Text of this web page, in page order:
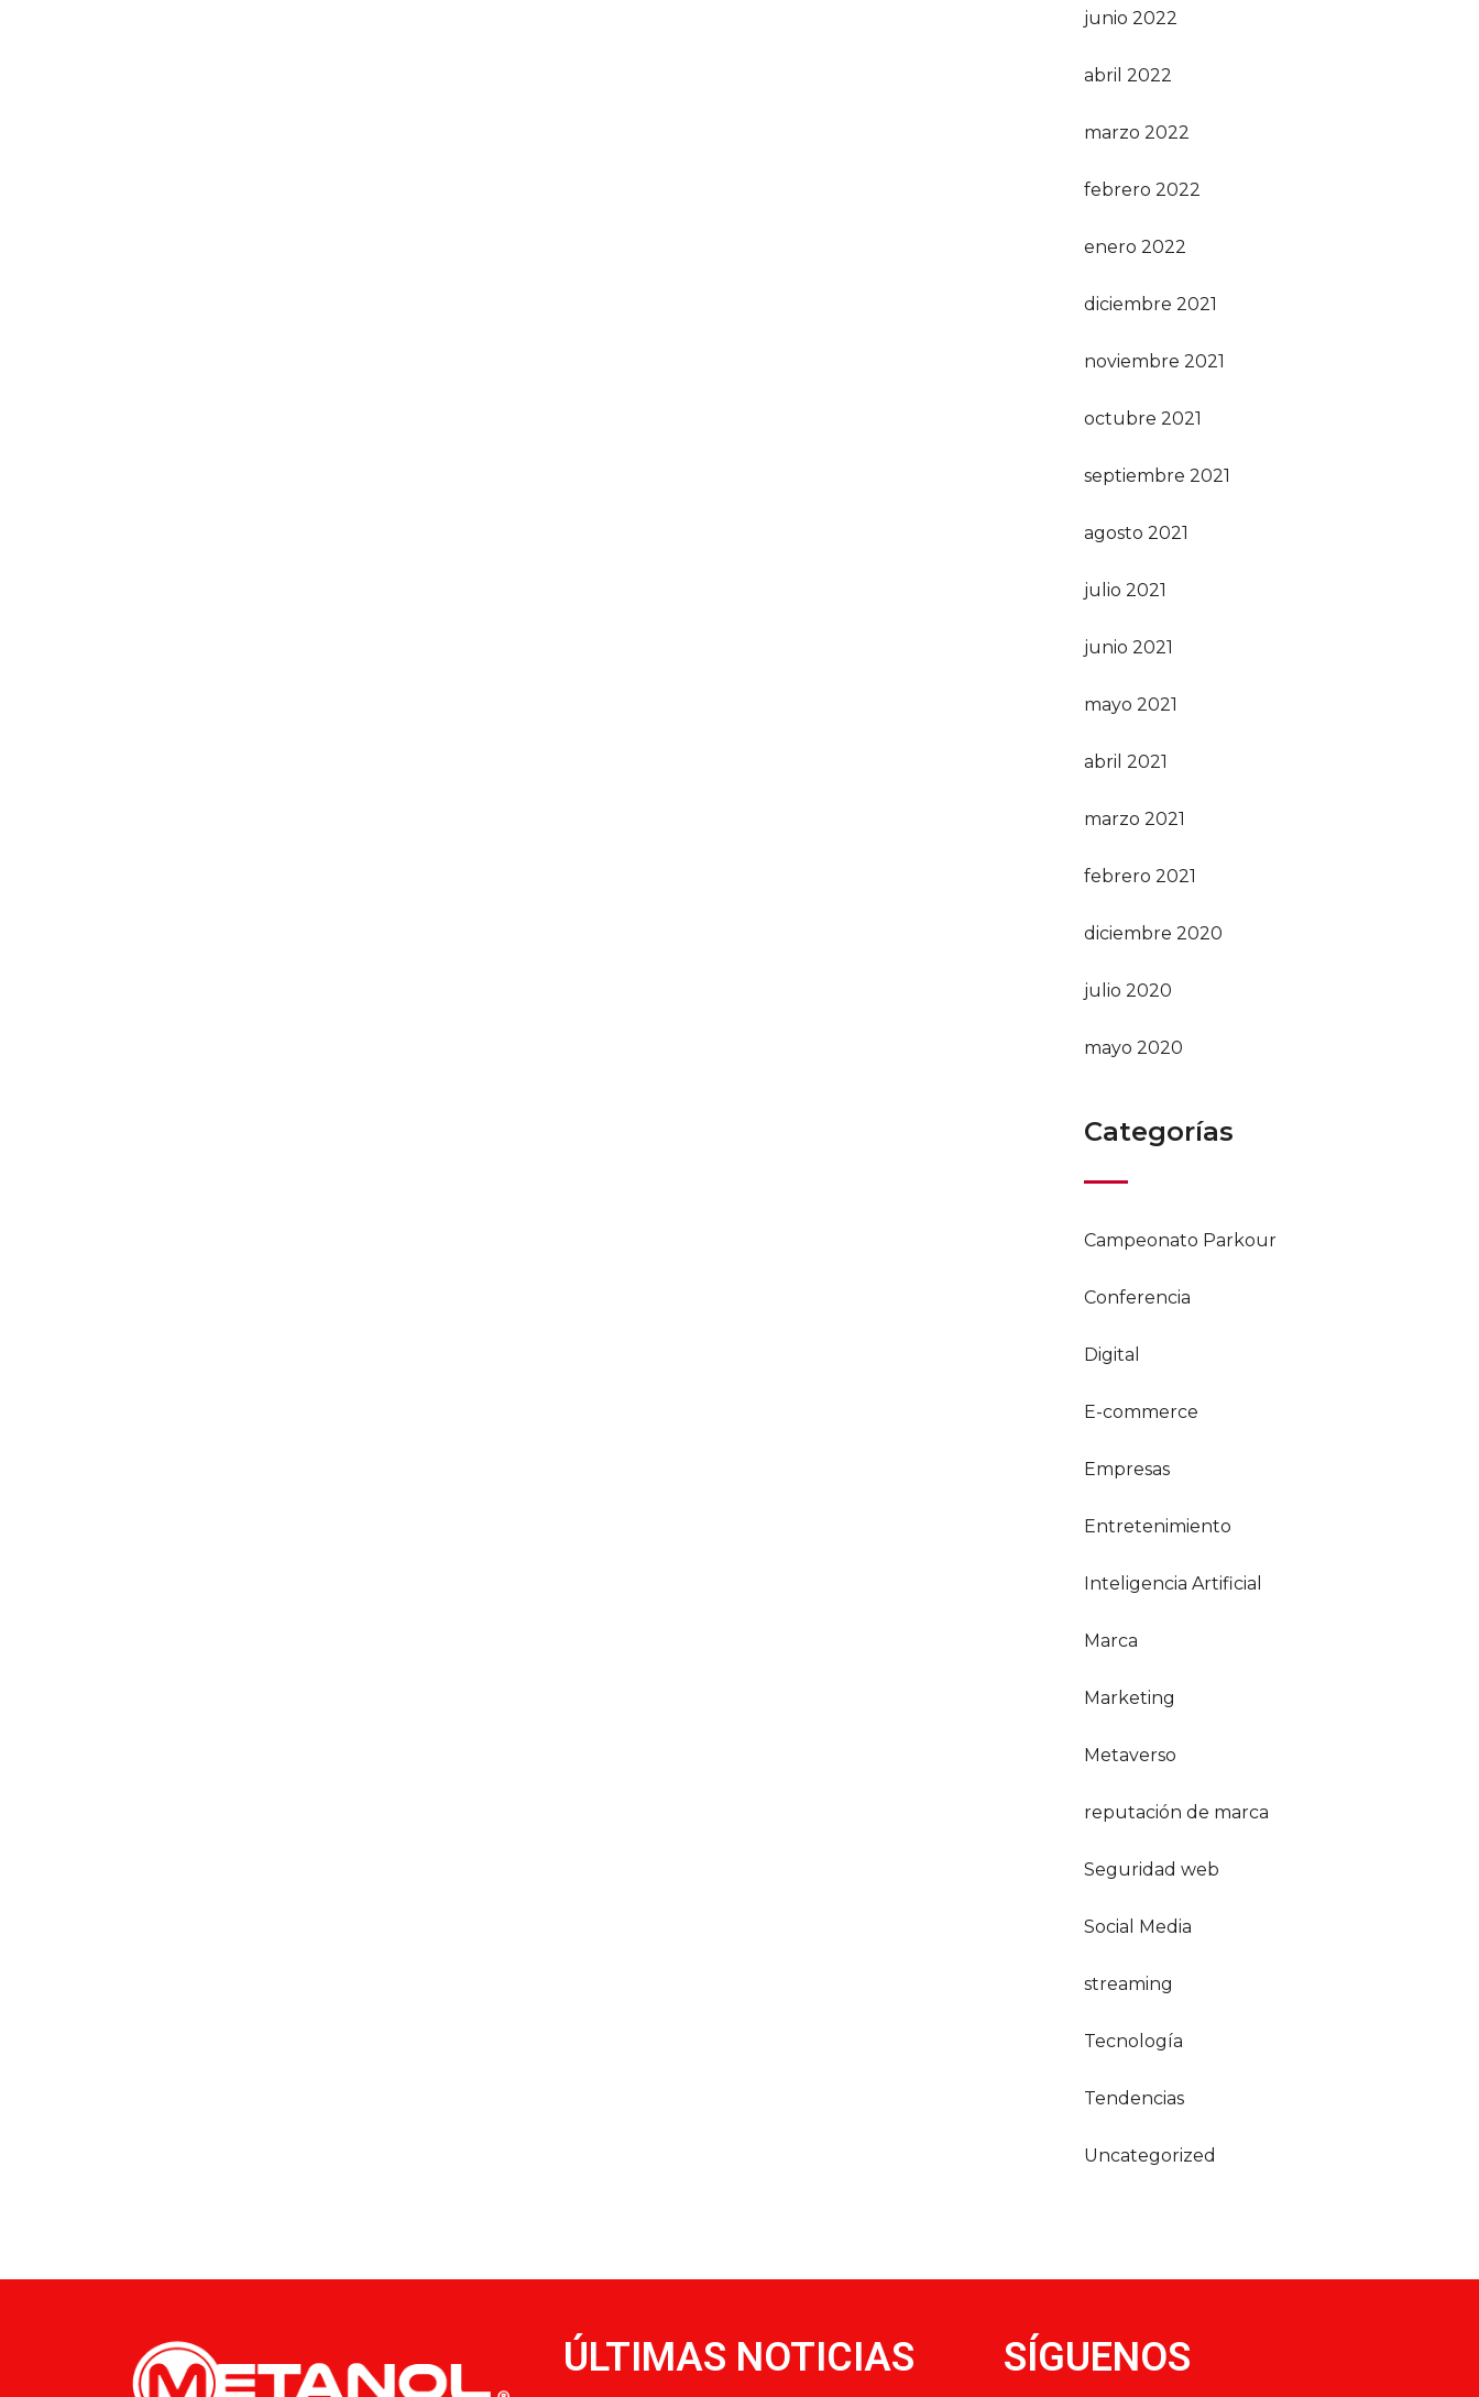
junio 2022
abril 2022
marzo 2022
febrero 2022
enero 2022
diciembre 2021
noviembre 2021
octubre 2021
septiembre 2021
agosto 2021
julio 2021
junio 2021
mayo 2021
abril 2021
marzo 2021
febrero 2021
diciembre 2020
julio 2020
mayo 2020
Categorías
Campeonato Parkour
Conferencia
Digital
E-commerce
Empresas
Entretenimiento
Inteligencia Artificial
Marca
Marketing
Metaverso
reputación de marca
Seguridad web
Social Media
streaming
Tecnología
Tendencias
Uncategorized
ÚLTIMAS NOTICIAS SÍGUENOS